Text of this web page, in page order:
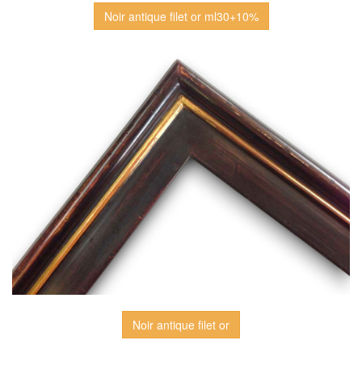
Noir antique filet or ml30+10%
Noir antique filet or